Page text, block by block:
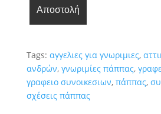
Tags: αγγελιες για γνωριμιες,
ανδρών, γνωριμίες πάππας,
γραφειο συνοικεσιων, πάππας,
σχέσεις πάππας